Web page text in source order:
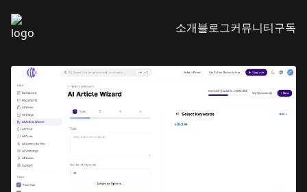
소개블로그커뮤니티구독